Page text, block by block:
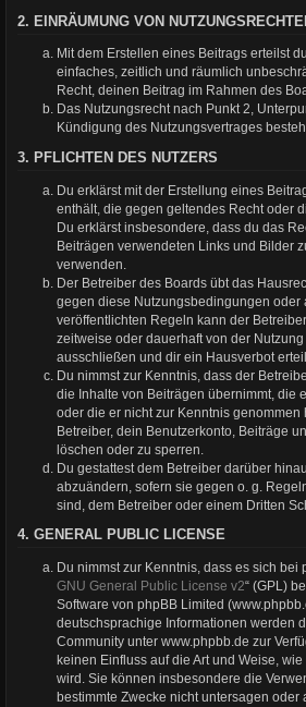
2. EINRÄUMUNG VON
Mit dem Erstellen eines Beitrags erteilst
einfaches, zeitlich und räumlich
Recht, deinen Beitrag im Rahmen des
Das Nutzungsrecht nach Punkt 2,
Kündigung des Nutzungsvertrages
3. PFLICHTEN DES NUTZERS
Du erklärst mit der Erstellung eines
enthält, die gegen geltendes Recht oder
Du erklärst insbesondere, dass du das
Beiträgen verwendeten Links und Bilder
verwenden.
Der Betreiber des Boards übt das
gegen diese Nutzungsbedingungen oder
veröffentlichten Regeln kann der
zeitweise oder dauerhaft von der
ausschließen und dir ein Hausverbot
Du nimmst zur Kenntnis, dass der
die Inhalte von Beiträgen übernimmt, die
oder die er nicht zur Kenntnis genommen
Betreiber, dein Benutzerkonto, Beiträge
löschen oder zu sperren.
Du gestattest dem Betreiber darüber
abzuändern, sofern sie gegen o. g.
sind, dem Betreiber oder einem Dritten
4. GENERAL PUBLIC LICENSE
Du nimmst zur Kenntnis, dass es sich bei
GNU General Public License v2“ (GPL)
Software von phpBB Limited
deutschsprachige Informationen werden
Community unter www.phpbb.de zur
keinen Einfluss auf die Art und Weise,
wird. Sie können insbesondere die
bestimmte Zwecke nicht untersagen oder